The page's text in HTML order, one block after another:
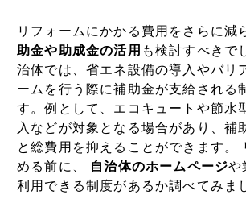
リフォームにかかる費用をさらに減
助金や助成金の活用 も検討すべきで
治体では、省エネ設備の導入やバリ
ームを行う際に補助金が支給される
す。例として、エコキュートや節水
入などが対象となる場合があり、補
と総費用を抑えることができます。
める前に、
自治体のホームページや
利用できる制度があるか調べてみま